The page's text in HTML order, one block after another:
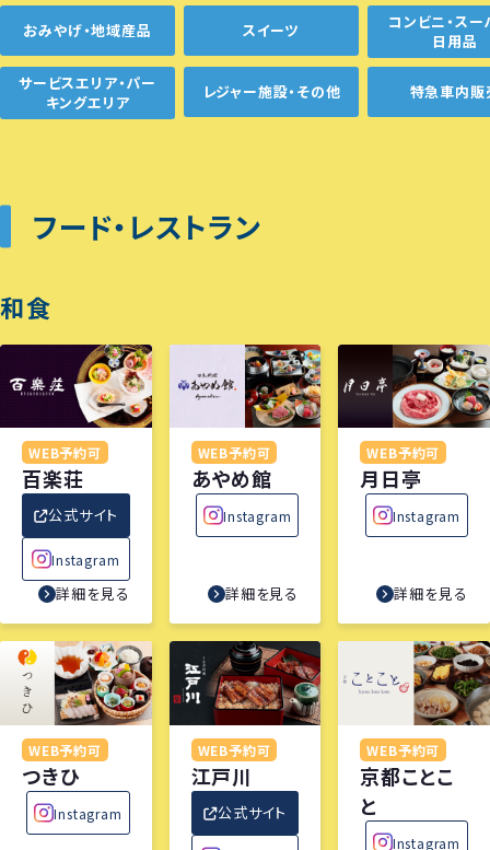
おみやげ・地域産品 スイーツ
コンビニ・スー
日用品
サービスエリア・パー
キングエリア
レジャー施設・その他 特急車内販
フード・レストラン
和食
WEB予約可
百楽荘
公式サイト
Instagram
詳細を見る
WEB予約可
あやめ館
Instagram
詳細を見る
WEB予約可
月日亭
Instagram
詳細を見る
WEB予約可
つきひ
Instagram
WEB予約可
江戸川
公式サイト
WEB予約可
京都ことこ
と
Instagram